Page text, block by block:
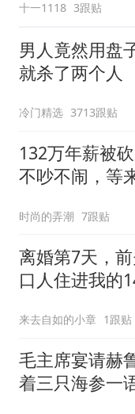
十一1118 3跟贴
男人竟然用盘
就杀了两个人
冷门精选 3713跟贴
132万年薪被
不吵不闹，等
时尚的弄潮 7跟贴
离婚第7天，
口人住进我的
来去自如的小章 1跟贴
毛主席宴请赫
着三只海参一